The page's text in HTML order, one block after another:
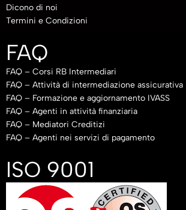
Dicono di noi
Termini e Condizioni
FAQ
FAQ – Corsi RB Intermediari
FAQ – Attività di intermediazione assicurativa
FAQ – Formazione e aggiornamento IVASS
FAQ – Agenti in attività finanziaria
FAQ – Mediatori Creditizi
FAQ – Agenti nei servizi di pagamento
ISO 9001